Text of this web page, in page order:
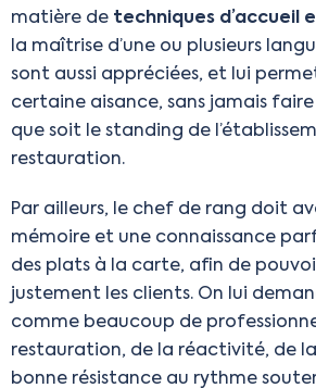
matière de techniques d’accueil
la maîtrise d’une ou plusieurs
sont aussi appréciées, et lui
certaine aisance, sans jamais
que soit le standing de
restauration.
Par ailleurs, le chef de rang doit
mémoire et une connaissance
des plats à la carte, afin de
justement les clients. On lui
comme beaucoup de
restauration, de la réactivité, de
bonne résistance au rythme